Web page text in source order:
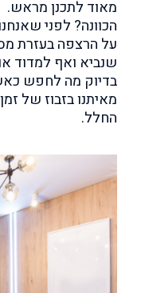
מאוד לתכנן מראש.
הכוונה? לפני
על הרצפה בעזרת
שנביא ואף למדוד
בדיוק מה לחפש
מאיתנו בזבוז של
החלל.